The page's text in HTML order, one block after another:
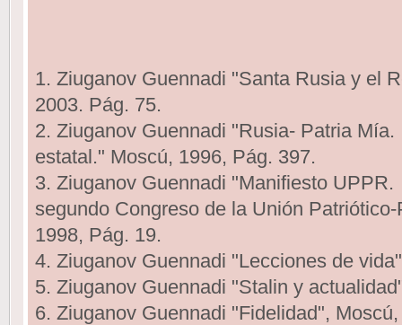
1. Ziuganov Guennadi "Santa Rusia y el
2003. Pág. 75.
2. Ziuganov Guennadi "Rusia- Patria
estatal." Мoscú, 1996, Pág. 397.
3. Ziuganov Guennadi "Manifiesto
segundo Congreso de la Unión
1998, Pág. 19.
4. Ziuganov Guennadi "Lecciones de
5. Ziuganov Guennadi "Stalin y
6. Ziuganov Guennadi "Fidelidad",